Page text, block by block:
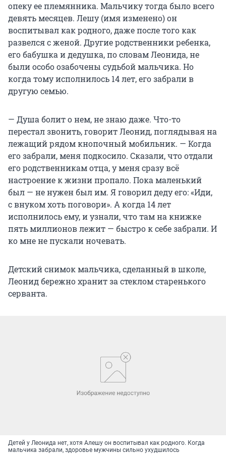
опеку ее племянника. Мальчику тогда было всего
девять месяцев. Лешу (имя изменено) он
воспитывал как родного, даже после того как
развелся с женой. Другие родственники ребенка,
его бабушка и дедушка, по словам Леонида, не
были особо озабочены судьбой мальчика. Но
когда тому исполнилось 14 лет, его забрали в
другую семью.
— Душа болит о нем, не знаю даже. Что-то
перестал звонить, говорит Леонид, поглядывая на
лежащий рядом кнопочный мобильник. — Когда
его забрали, меня подкосило. Сказали, что отдали
его родственникам отца, у меня сразу всё
настроение к жизни пропало. Пока маленький
был — не нужен был им. Я говорил деду его: «Иди,
с внуком хоть поговори». А когда 14 лет
исполнилось ему, и узнали, что там на книжке
пять миллионов лежит — быстро к себе забрали. И
ко мне не пускали ночевать.
Детский снимок мальчика, сделанный в школе,
Леонид бережно хранит за стеклом старенького
серванта.
Детей у Леонида нет, хотя Алешу он воспитывал как родного. Когда
мальчика забрали, здоровье мужчины сильно ухудшилось